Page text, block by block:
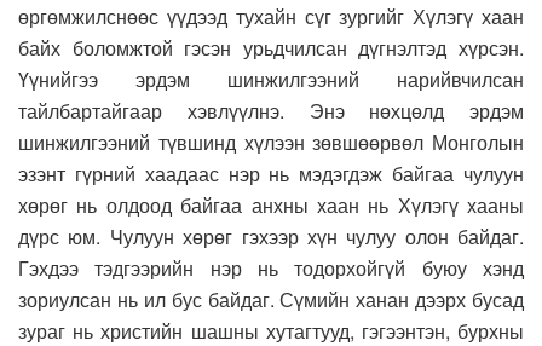
өргөмжилснөөс үүдээд тухайн сүг зургийг Хүлэгү хаан
байх боломжтой гэсэн урьдчилсан дүгнэлтэд хүрсэн.
Үүнийгээ эрдэм шинжилгээний нарийвчилсан
тайлбартайгаар хэвлүүлнэ. Энэ нөхцөлд эрдэм
шинжилгээний түвшинд хүлээн зөвшөөрвөл Монголын
эзэнт гүрний хаадаас нэр нь мэдэгдэж байгаа чулуун
хөрөг нь олдоод байгаа анхны хаан нь Хүлэгү хааны
дүрс юм. Чулуун хөрөг гэхээр хүн чулуу олон байдаг.
Гэхдээ тэдгээрийн нэр нь тодорхойгүй буюу хэнд
зориулсан нь ил бус байдаг. Сүмийн ханан дээрх бусад
зураг нь христийн шашны хутагтууд, гэгээнтэн, бурхны